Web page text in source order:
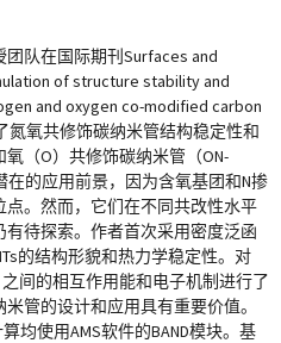
队在国际期刊Surfaces and
of structure stability and
and oxygen co-modified carbon
氮氧共修饰碳纳米管结构稳定性和
（O）共修饰碳纳米管（ON-
在的应用前景，因为含氧基团和N掺
。然而，它们在不同共改性水平
待探索。作者首次采用密度泛函
的结构形貌和热力学稳定性。对
之间的相互作用能和电子机制进行了
管的设计和应用具有重要价值。
均使用AMS软件的BAND模块。基